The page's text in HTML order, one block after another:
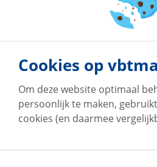
terug naar overzicht
Cookies op
Om deze website optimaal
persoonlijk te maken,
cookies (en daarmee